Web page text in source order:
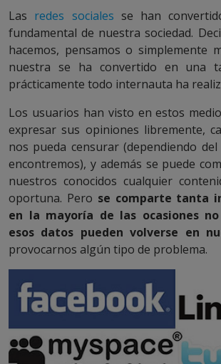
Las redes sociales se han
fundamental de nuestra sociedad.
hacemos, pensamos o simplemente
nuestra se ha convertido en una
prácticamente todo internauta ha
Los usuarios han visto en estos
expresar sus opiniones libremente,
nos pueda censurar (dependiendo
encontremos), y además se puede
nuestros conocidos cualquier
oportuna. Pero se comparte tanta
en la mayoría de las ocasiones
esos datos pueden volverse en
provocarnos algún tipo de problema.